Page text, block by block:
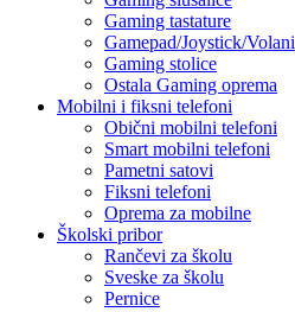
Gaming tastature
Gamepad/Joystick/Volani
Gaming stolice
Ostala Gaming oprema
Mobilni i fiksni telefoni
Obični mobilni telefoni
Smart mobilni telefoni
Pametni satovi
Fiksni telefoni
Oprema za mobilne
Školski pribor
Rančevi za školu
Sveske za školu
Pernice